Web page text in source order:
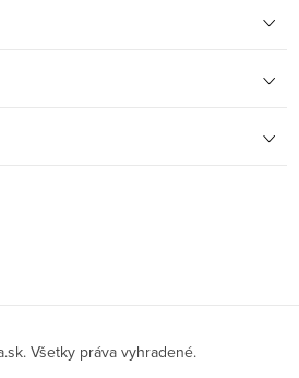
. Všetky práva vyhradené.